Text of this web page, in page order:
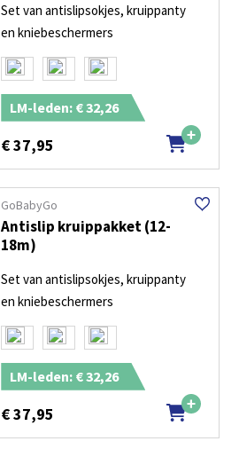
Set van antislipsokjes, kruippanty
en kniebeschermers
LM-leden: € 32,26
€37,95
GoBabyGo
Antislip kruippakket (12-
18m)
Set van antislipsokjes, kruippanty
en kniebeschermers
LM-leden: € 32,26
€37,95